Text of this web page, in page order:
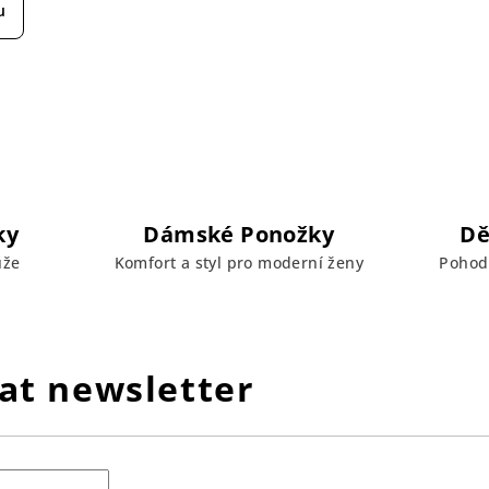
Dámské Ponožky
Komfort a styl pro moderní ženy
newsletter